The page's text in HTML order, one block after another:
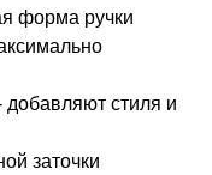
форма ручки
стиля и
заточки